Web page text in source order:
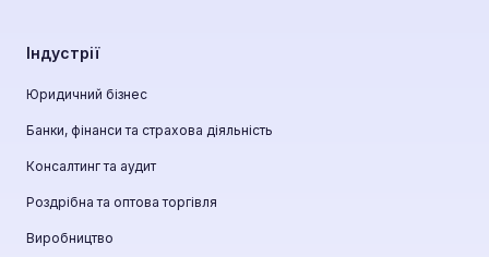
Індустрії
Юридичний бізнес
Банки, фінанси та страхова діяльність
Консалтинг та аудит
Роздрібна та оптова торгівля
Виробництво